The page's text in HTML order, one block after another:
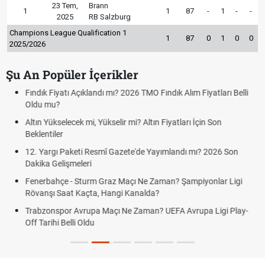
1
23 Tem,
2025
Brann
RB Salzburg
1 87 - 1 - -
Champions League Qualification 1
2025/2026
1 87 0 1 0 0
Şu An Popüler İçerikler
Fındık Fiyatı Açıklandı mı? 2026 TMO Fındık Alım Fiyatları Belli
Oldu mu?
Altın Yükselecek mi, Yükselir mi? Altın Fiyatları İçin Son
Beklentiler
12. Yargı Paketi Resmî Gazete'de Yayımlandı mı? 2026 Son
Dakika Gelişmeleri
Fenerbahçe - Sturm Graz Maçı Ne Zaman? Şampiyonlar Ligi
Rövanşı Saat Kaçta, Hangi Kanalda?
Trabzonspor Avrupa Maçı Ne Zaman? UEFA Avrupa Ligi Play-
Off Tarihi Belli Oldu